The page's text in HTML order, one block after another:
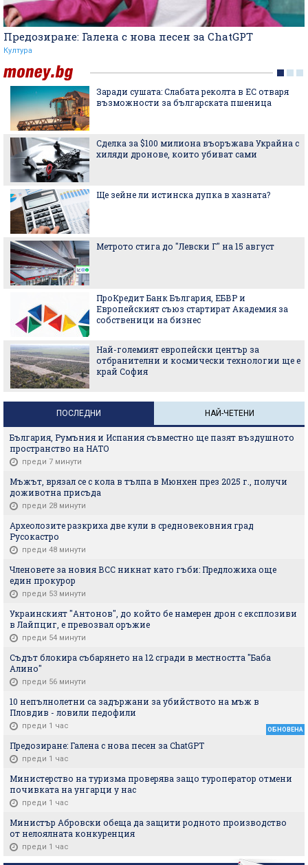
Предозиране: Галена с нова песен за ChatGPT
Култура
Заради сушата: Слабата реколта в ЕС отваря
възможности за българската пшеница
Сделка за $100 милиона въоръжава Украйна с
хиляди дронове, които убиват сами
Ще зейне ли истинска дупка в хазната?
Метрото стига до "Левски Г" на 15 август
ПроКредит Банк България, ЕБВР и
Европейският съюз стартират Академия за
собственици на бизнес
Най-големият европейски център за
отбранителни и космически технологии ще е
край София
ПОСЛЕДНИ НАЙ-ЧЕТЕНИ
България, Румъния и Испания съвместно ще пазят въздушното
пространство на НАТО
преди 7 минути
Мъжът, врязал се с кола в тълпа в Мюнхен през 2025 г., получи
доживотна присъда
преди 28 минути
Археолозите разкриха две кули в средновековния град
Русокастро
преди 48 минути
Членовете за новия ВСС никнат като гъби: Предложиха още
един прокурор
преди 53 минути
Украинският "Антонов", до който бе намерен дрон с експлозиви
в Лайпциг, е превозвал оръжие
преди 54 минути
Съдът блокира събарянето на 12 сгради в местността "Баба
Алино"
преди 56 минути
10 непълнолетни са задържани за убийството на мъж в
Пловдив - ловили педофили
преди 1 час ОБНОВЕНА
Предозиране: Галена с нова песен за ChatGPT
преди 1 час
Министерство на туризма проверява защо туроператор отмени
почивката на унгарци у нас
преди 1 час
Министър Абровски обеща да защити родното производство
от нелоялната конкуренция
преди 1 час